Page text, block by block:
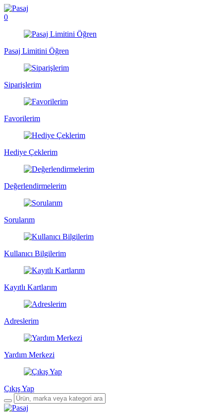
0
Pasaj Limitini Öğren
Siparişlerim
Favorilerim
Hediye Çeklerim
Değerlendirmelerim
Sorularım
Kullanıcı Bilgilerim
Kayıtlı Kartlarım
Adreslerim
Yardım Merkezi
Çıkış Yap